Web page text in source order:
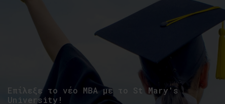
Επίλεξε το νέο MBA με το St Mary's
University!